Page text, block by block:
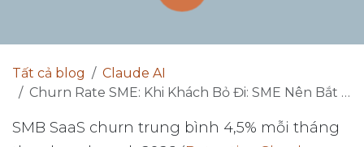
Tất cả blog
Claude AI
Churn Rate SME: Khi Khách Bỏ Đi: SME Nên Bắt Đầu Từ Đâu Năm 2026?
SMB SaaS churn trung bình 4,5% mỗi tháng